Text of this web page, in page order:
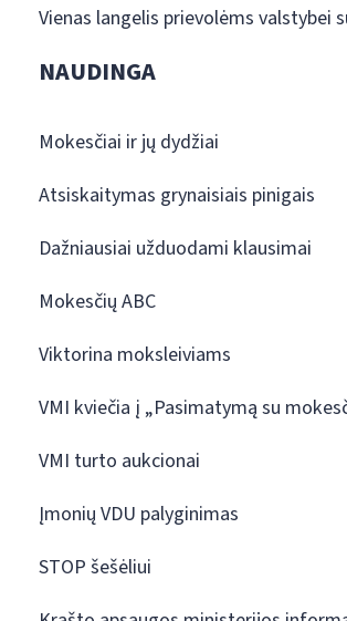
Vienas langelis prievolėms valstybei
NAUDINGA
Mokesčiai ir jų dydžiai
Atsiskaitymas grynaisiais pinigais
Dažniausiai užduodami klausimai
Mokesčių ABC
Viktorina moksleiviams
VMI kviečia į „Pasimatymą su
VMI turto aukcionai
Įmonių VDU palyginimas
STOP šešėliui